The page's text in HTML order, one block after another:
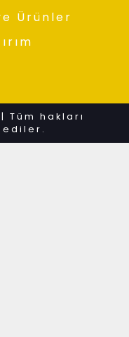
Ürünler
Tüm hakları